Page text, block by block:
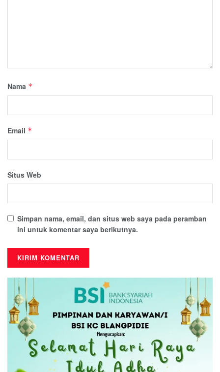
Nama *
Email *
Situs Web
Simpan nama, email, dan situs web saya pada peramban
ini untuk komentar saya berikutnya.